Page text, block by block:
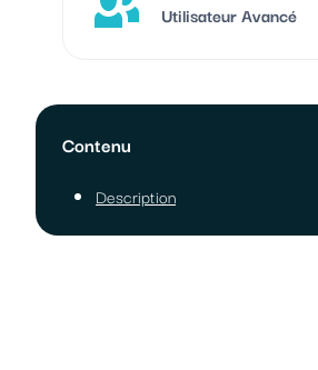
Utilisateur Avancé
Contenu
Description